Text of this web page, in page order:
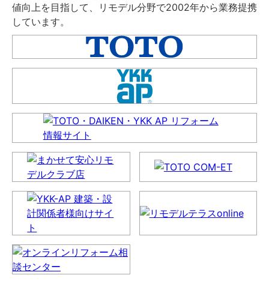
値向上を目指して、リモデル分野で2002年から業務提携
しています。